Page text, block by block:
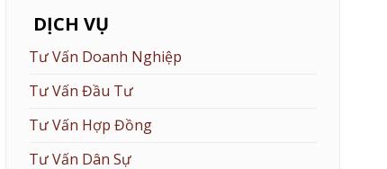
DỊCH VỤ
Tư Vấn Doanh Nghiệp
Tư Vấn Đầu Tư
Tư Vấn Hợp Đồng
Tư Vấn Dân Sự